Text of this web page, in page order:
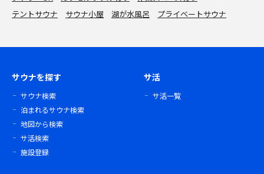
テントサウナ
サウナ小屋 湖が水風呂 プライベートサウナ
サウナを探す
サウナ検索
泊まれるサウナ検索
地図から検索
サ活検索
施設登録
サ活
サ活一覧